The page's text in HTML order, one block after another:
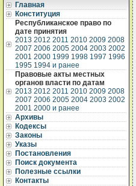
Главная
Конституция
Республиканское право по
дате принятия
2013 2012 2011 2010 2009 2008
2007 2006 2005 2004 2003 2002
2001 2000 1999 1998 1997 1996
1995 1994 и ранее
Правовые акты местных
органов власти по датам
2013 2012 2011 2010 2009 2008
2007 2006 2005 2004 2003 2002
2001 2000 и ранее
Архивы
Кодексы
Законы
Указы
Постановления
Поиск документа
Полезные ссылки
Контакты